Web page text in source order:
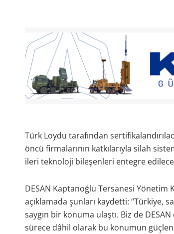
Türk Loydu tarafından
öncü firmalarının katkılarıyla silah
ileri teknoloji bileşenleri entegre
DESAN Kaptanoğlu Tersanesi Yönetim
açıklamada şunları kaydetti: “Türkiye,
saygın bir konuma ulaştı. Biz de
sürece dâhil olarak bu konumun